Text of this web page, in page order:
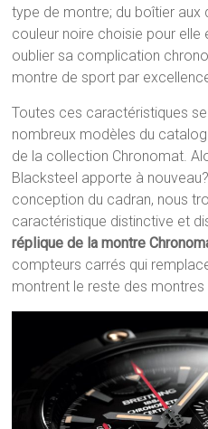
type de montre; du boîtier aux
couleur noire choisie pour elle
oublier sa complication
montre de sport par
Toutes ces caractéristiques
nombreux modèles du
de la collection Chronomat.
Blacksteel apporte à
conception du cadran, nous
caractéristique distinctive et
réplique de la montre
compteurs carrés qui
montrent le reste des